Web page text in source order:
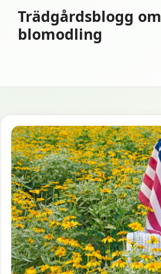
innehåll
Trädgårdsblogg om
blomodling